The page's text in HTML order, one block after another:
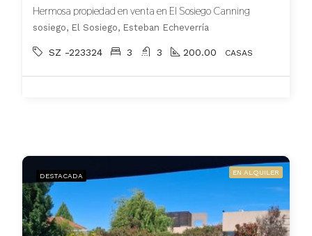
Hermosa propiedad en venta en El Sosiego Canning
sosiego, El Sosiego, Esteban Echeverría
SZ -223324 3 3 200.00 CASAS
DESTACADA EN ALQUILER